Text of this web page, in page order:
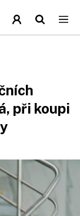
při koupi